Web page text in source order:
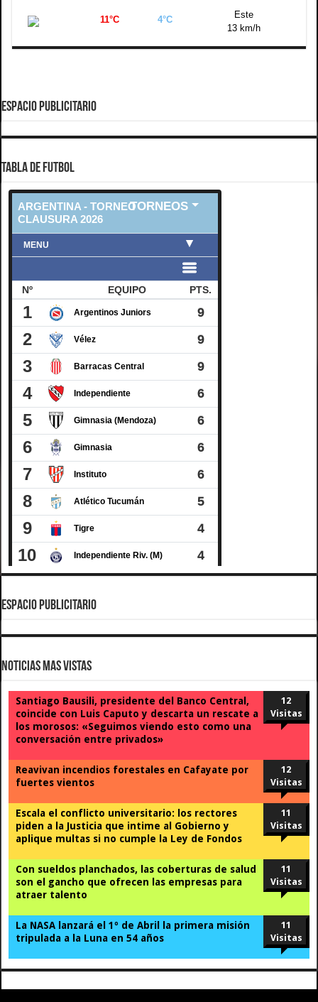
11°C 4°C
Este
13 km/h
ESPACIO PUBLICITARIO
TABLA DE FUTBOL
ESPACIO PUBLICITARIO
Noticias Mas Vistas
Santiago Bausili, presidente del Banco Central,
coincide con Luis Caputo y descarta un rescate a
los morosos: «Seguimos viendo esto como una
conversación entre privados»
12
Visitas
Reavivan incendios forestales en Cafayate por
fuertes vientos
12
Visitas
Escala el conflicto universitario: los rectores
piden a la Justicia que intime al Gobierno y
aplique multas si no cumple la Ley de Fondos
11
Visitas
Con sueldos planchados, las coberturas de salud
son el gancho que ofrecen las empresas para
atraer talento
11
Visitas
La NASA lanzará el 1º de Abril la primera misión
tripulada a la Luna en 54 años
11
Visitas